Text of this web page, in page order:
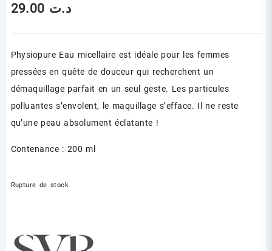
د.ت
Physiopure Eau micellaire est idéale pour les femmes
pressées en quête de douceur qui recherchent un
démaquillage parfait en un seul geste. Les particules
polluantes s’envolent, le maquillage s’efface. Il ne reste
qu’une peau absolument éclatante !
Contenance : 200 ml
Rupture de stock